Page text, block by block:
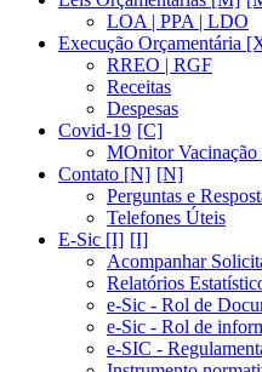
LOA | PPA | LDO
Execução Orçamentária
RREO | RGF
Receitas
Despesas
Covid-19
MOnitor
Contato [N]
Perguntas e
Telefones Úteis
E-Sic [I]
Acompanhar
Relatórios
e-Sic - Rol de
e-Sic - Rol de
e-SIC -